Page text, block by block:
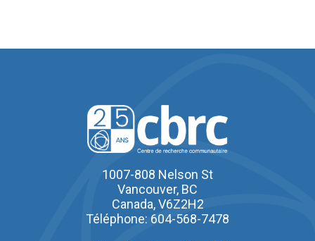
1007-808 Nelson St
Vancouver, BC
Canada, V6Z2H2
Téléphone: 604-568-7478